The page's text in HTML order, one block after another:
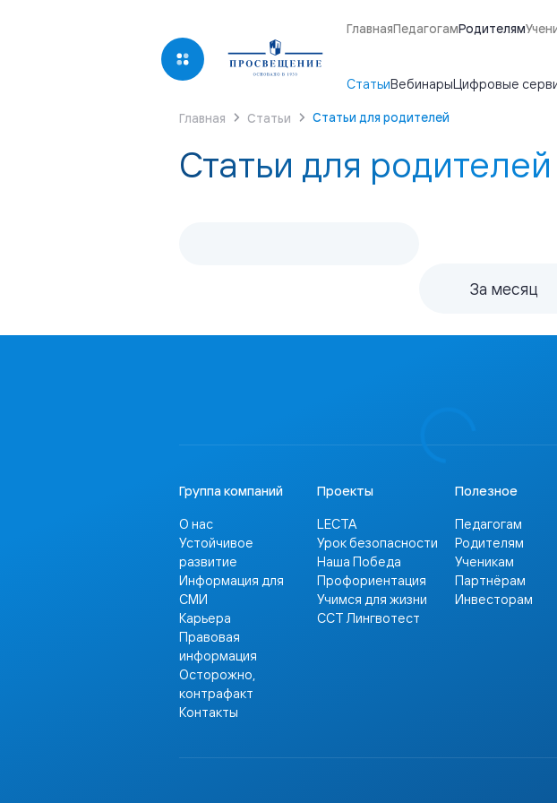
ГлавнаяПедагогамРодителям
CтатьиВебинарыЦифровые
Главная Статьи Статьи для родителей
Статьи для родителей
За месяц
Группа компаний
О нас
Устойчивое
развитие
Информация для
СМИ
Карьера
Правовая
информация
Осторожно,
контрафакт
Контакты
Проекты
LECTA
Урок безопасности
Наша Победа
Профориентация
Учимся для жизни
ССТ Лингвотест
Полезное
Педагогам
Родителям
Ученикам
Партнёрам
Инвесторам